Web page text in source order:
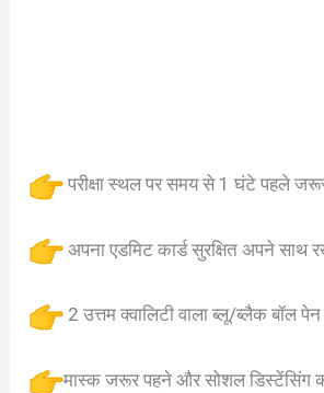
परीक्षा स्थल पर समय से 1 घंटे पहले
अपना एडमिट कार्ड सुरक्षित अपने साथ
2 उत्तम क्वालिटी वाला ब्लू/ब्लैक बॉल
मास्क जरूर पहने और सोशल डिस्टेंसिंग